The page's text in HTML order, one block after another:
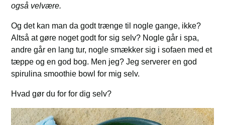
også velvære.
Og det kan man da godt trænge til nogle gange, ikke?
Altså at gøre noget godt for sig selv? Nogle går i spa,
andre går en lang tur, nogle smækker sig i sofaen med et
tæppe og en god bog. Men jeg? Jeg serverer en god
spirulina smoothie bowl for mig selv.
Hvad gør du for for dig selv?